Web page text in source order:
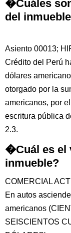
�Cuáles
del
Asiento 00013;
Crédito del Perú
dólares
otorgado por la
americanos, por
escritura pública
2.3.
�Cuál es el
inmueble?
COMERCIAL
En autos
americanos
SEISCIENTOS